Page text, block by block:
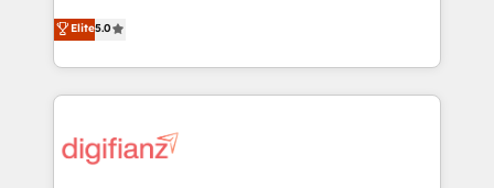
𝗳𝗼𝗿 𝘁𝗵𝗲 𝗻𝗲𝘅𝘁 𝘀𝘁𝗲𝗽? Click the 👈 '𝗖𝗼𝗻𝘁𝗮𝗰𝘁
𝗯𝘂𝘀𝗶𝗻𝗲𝘀𝘀' button to get in touch (𝘸𝘦'𝘳𝘦 𝘴𝘶𝘱𝘦𝘳
enable mid-market and enterprise clients to
maximise their return from digital and fuel their
growth. We modernise platforms, streamline
operations that are causing inefficiencies, improve
supercharge revenue operations Key services: • CRM
Elite5.0